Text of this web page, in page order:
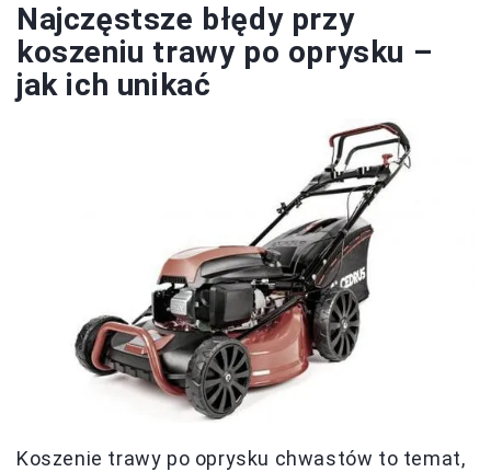
Najczęstsze błędy przy
koszeniu trawy po oprysku –
jak ich unikać
Koszenie trawy po oprysku chwastów to temat,